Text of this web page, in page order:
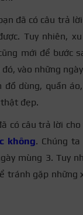
đã có câu trả
Tuy nhiên,
mới để bước
vào những
đồ dùng, quần
đẹp.
có câu trả lời
không. Chúng
mùng 3. Tuy
tránh gặp những